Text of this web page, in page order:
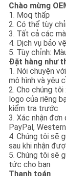
Chào mừng
1. Moq thấp
2. Có thể tùy
3. Tất cả các
4. Dịch vụ bảo
5. Tùy chỉnh:
Đặt hàng như
1. Nói chuyện
mô hình và yêu
2. Cho chúng
logo của riêng
kiểm tra trước
3. Xác nhận
PayPal,
4. Chúng tôi sẽ
sau khi nhận
5. Chúng tôi sẽ
tức cho bạn
Thanh toán